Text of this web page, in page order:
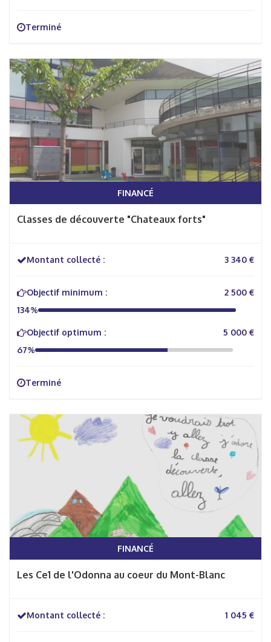
Terminé
FINANCÉ
Classes de découverte "Chateaux forts"
Montant collecté : 3 340 €
Objectif minimum :
2 500 €
134%
Objectif optimum :
5 000 €
67%
Terminé
FINANCÉ
Les Ce1 de l'Odonna au coeur du Mont-Blanc
Montant collecté : 1 045 €